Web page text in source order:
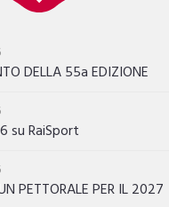
DELLA 55a EDIZIONE
su RaiSport
PETTORALE PER IL 2027